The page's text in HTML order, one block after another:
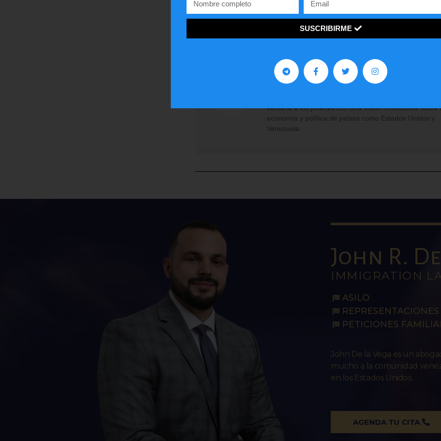
Twitter
Contra Poder 3.0
ventana a los jóvenes con una visión innovadora sobre
economía y política de países como Estados Unidos y
Venezuela.
John R.
IMMIGRATION
ASILO
PETICIONES
John De la Vega es un
mucho a la comunidad
en los Estados Unidos.
AGENDA TU CITA
SUSCRIBIRME